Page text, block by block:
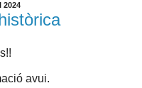
2024
avui.